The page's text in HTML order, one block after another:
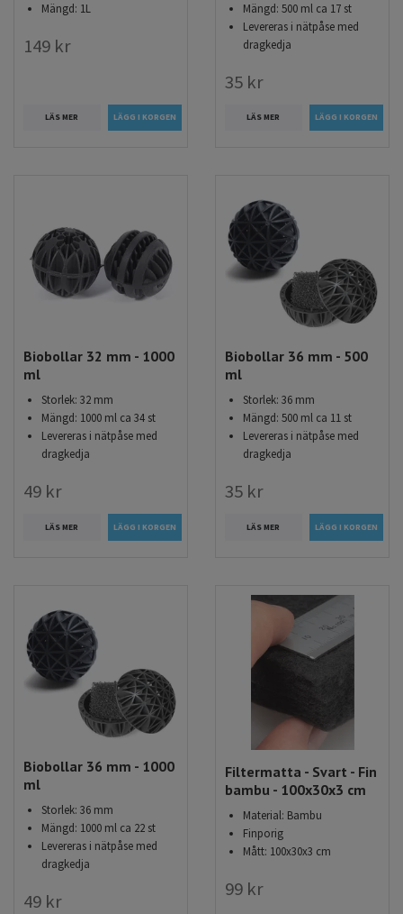
Mängd: 1L
149 kr
LÄS MER
Mängd: 500 ml ca 17 st
Levereras i nätpåse med
dragkedja
35 kr
LÄS MER
Biobollar 32 mm - 1000
ml
Storlek: 32 mm
Mängd: 1000 ml ca 34 st
Levereras i nätpåse med
dragkedja
49 kr
LÄS MER
Biobollar 36 mm - 500
ml
Storlek: 36 mm
Mängd: 500 ml ca 11 st
Levereras i nätpåse med
dragkedja
35 kr
LÄS MER
Biobollar 36 mm - 1000
ml
Storlek: 36 mm
Mängd: 1000 ml ca 22 st
Levereras i nätpåse med
dragkedja
49 kr
Filtermatta - Svart - Fin
bambu - 100x30x3 cm
Material: Bambu
Finporig
Mått: 100x30x3 cm
99 kr